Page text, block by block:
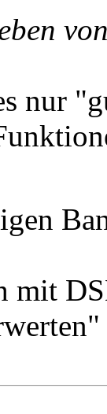
nur
mit